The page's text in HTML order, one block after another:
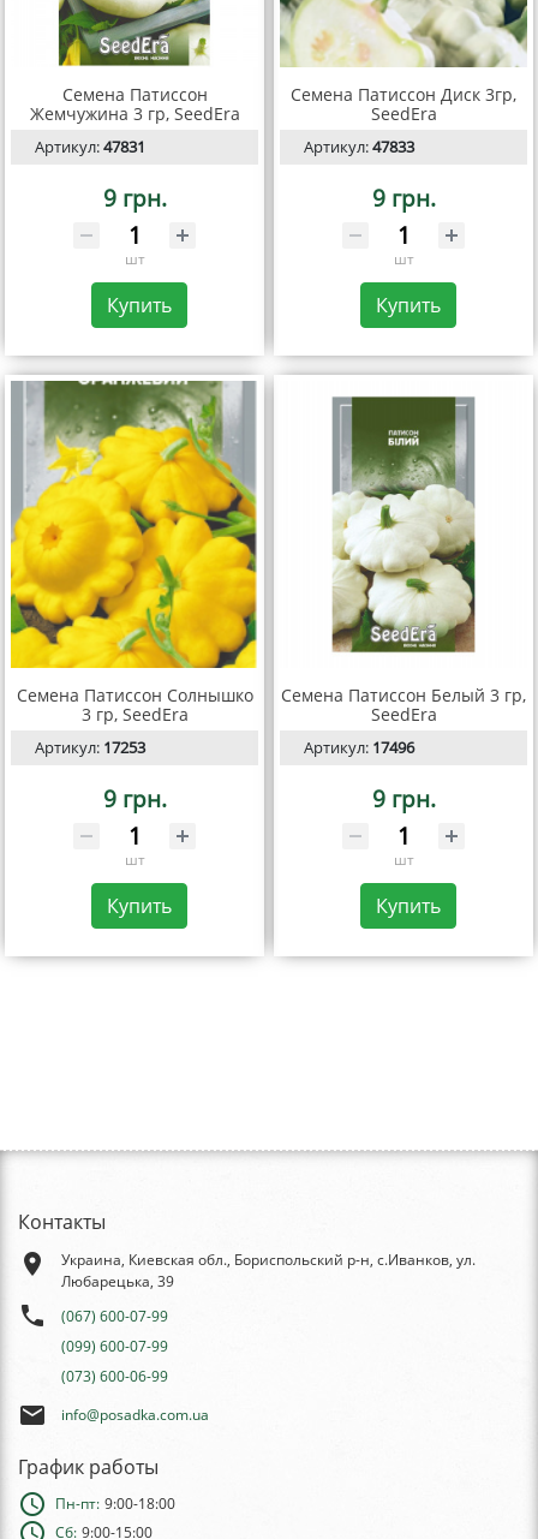
Семена Патиссон
Жемчужина 3 гр, SeedEra
Артикул:47831
9 грн.
шт
Купить
Семена Патиссон Диск 3гр,
SeedEra
Артикул:47833
9 грн.
шт
Купить
Семена Патиссон Солнышко
3 гр, SeedEra
Артикул: 17253
9 грн.
шт
Купить
Семена Патиссон Белый 3 гр,
SeedEra
Артикул: 17496
9 грн.
шт
Купить
Контакты
place
Украина, Киевская обл., Бориспольский р-н, с.Иванков, ул.
Любарецька, 39
phone
(067) 600-07-99
(099) 600-07-99
(073) 600-06-99
email info@posadka.com.ua
График работы
schedule Пн-пт: 9:00-18:00
Сб: 9:00-15:00